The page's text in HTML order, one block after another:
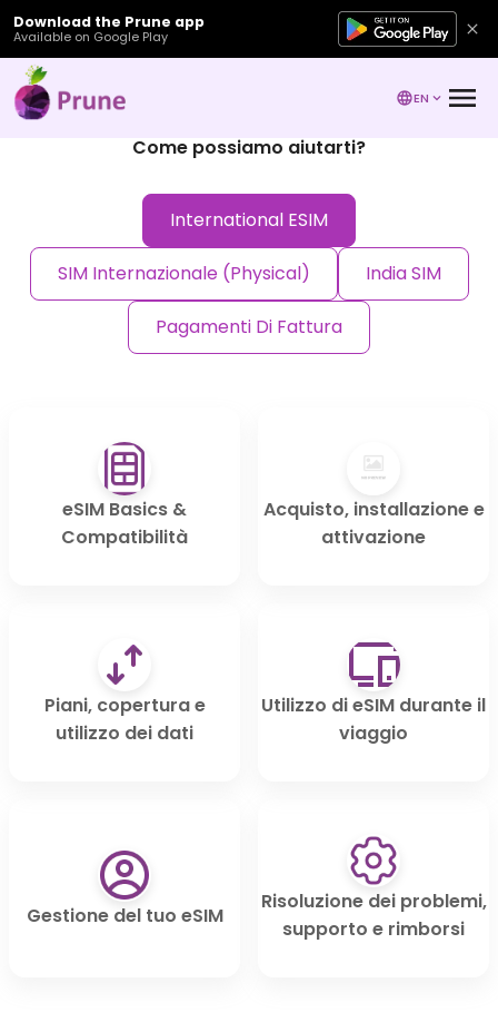
Download the Prune app
Available on Google Play
EN
Come possiamo aiutarti?
International ESIM
SIM Internazionale (Physical) India SIM
Pagamenti Di Fattura
eSIM Basics &
Compatibilità
Acquisto, installazione e
attivazione
Piani, copertura e
utilizzo dei dati
Utilizzo di eSIM durante il
viaggio
Gestione del tuo eSIM
Risoluzione dei problemi,
supporto e rimborsi